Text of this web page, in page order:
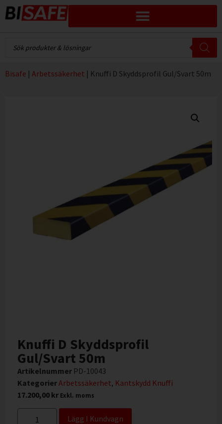
Bisafe | Arbetssäkerhet | Knuffi D Skyddsprofil Gul/Svart 50m
Knuffi D Skyddsprofil
Gul/Svart 50m
Artikelnummer PD-10043
KategorierArbetssäkerhet, Kantskydd Knuffi
17.200,00 kr Exkl. moms
Lägg I Kundvagn